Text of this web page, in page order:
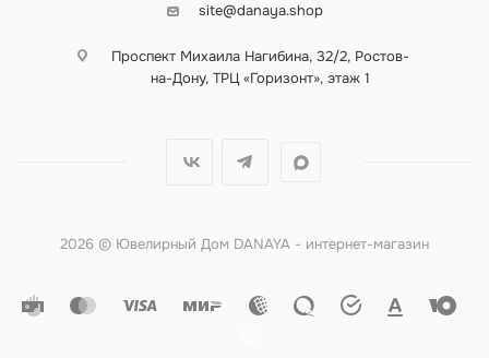
site@danaya.shop
Проспект Михаила Нагибина, 32/2, Ростов-
на-Дону, ТРЦ «Горизонт», этаж 1
2026 © Ювелирный Дом DANAYA - интернет-магазин